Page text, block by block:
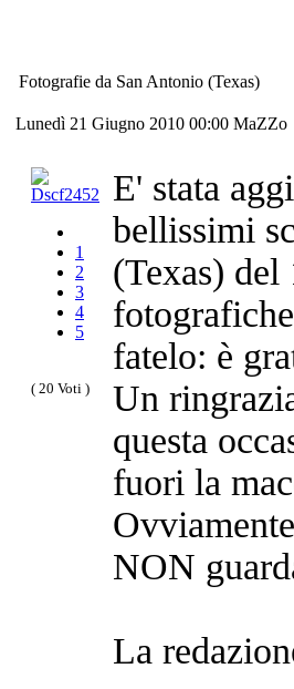
Fotografie da San Antonio (Texas)
Lunedì 21 Giugno 2010 00:00 MaZZo
1
2
3
4
5
( 20 Voti )
E' stata
bellissimi
(Texas)
fatelo: è
Un
questa
fuori la
NON
La